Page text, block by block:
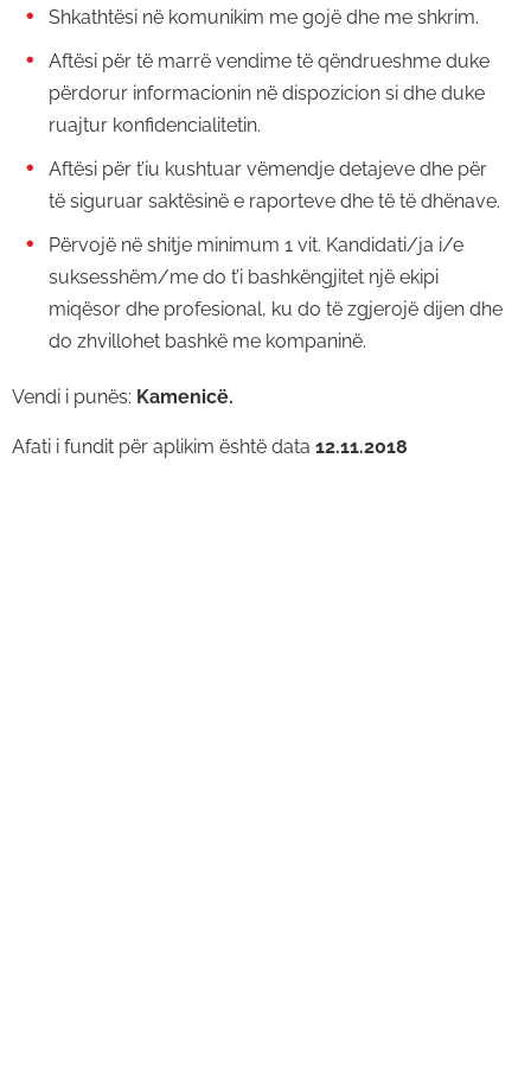
Shkathtësi në komunikim me gojë dhe me shkrim.
Aftësi për të marrë vendime të qëndrueshme duke
përdorur informacionin në dispozicion si dhe duke
ruajtur konfidencialitetin.
Aftësi për t’iu kushtuar vëmendje detajeve dhe për
të siguruar saktësinë e raporteve dhe të të dhënave.
Përvojë në shitje minimum 1 vit. Kandidati/ja i/e
suksesshëm/me do t’i bashkëngjitet një ekipi
miqësor dhe profesional, ku do të zgjerojë dijen dhe
do zhvillohet bashkë me kompaninë.
Vendi i punës: Kamenicë.
Afati i fundit për aplikim është data 12.11.2018